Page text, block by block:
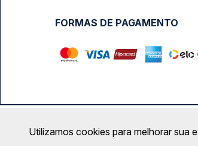
FORMAS DE PAGAMENTO
Calçada das Margaridas, 163 - Sala 02 -
Utilizamos cookies para melhorar sua